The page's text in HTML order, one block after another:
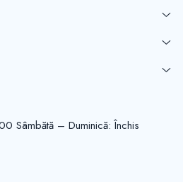
Sâmbătă – Duminică: Închis